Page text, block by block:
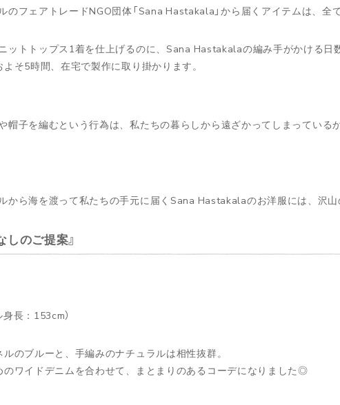
のフェアトレードNGO団体「Sana Hastakala」から届くアイテムは、全
ットトップス1着を仕上げるのに、Sana Hastakalaの編み手がかける日
よそ5時間、在宅で製作に取り掛かります。
帽子を編むという行為は、私たちの暮らしから遠ざかってしまっている
から海を渡って私たちの手元に届くSana Hastakalaのお洋服には、沢山
しのご提案
身長：153cm）
ルのブルーと、手編みのナチュラルは相性抜群。
のワイドデニムを合わせて、まとまりのあるコーデになりました◎